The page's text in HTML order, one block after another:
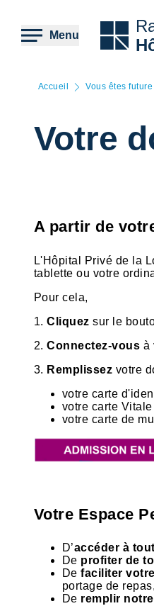
contenu
principal
Menu
Accueil Vous êtes future
Votre
A partir de
L'Hôpital Privé de la
tablette ou votre
Pour cela,
1.Cliquezsur le
2.Connectez-vous à
3. Remplissez votre
votre carte
votre carte
votre carte de
Votre Espace
D’accéder à
De profiter de
Defaciliter
portage de repas,
De remplir